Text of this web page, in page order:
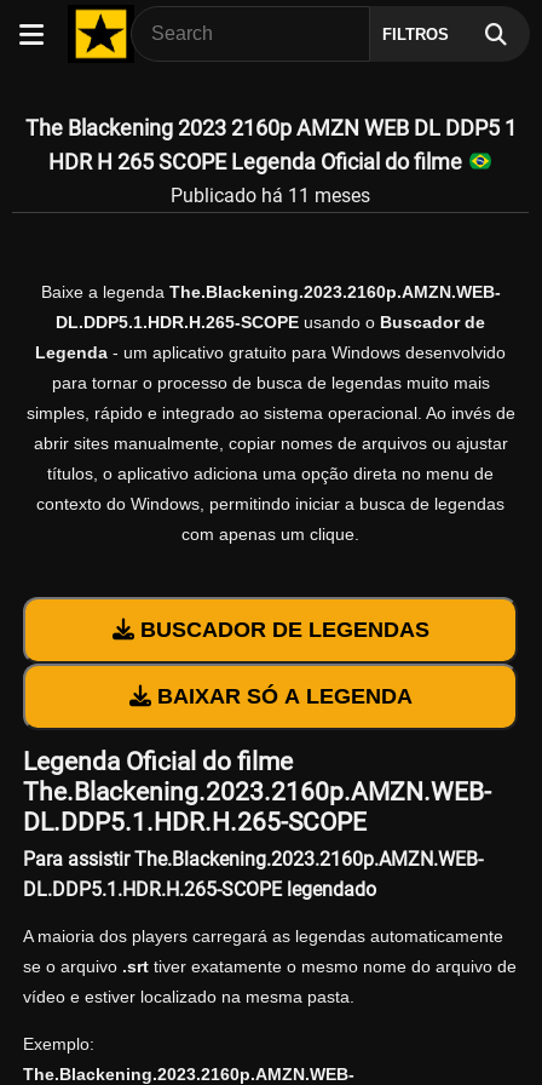
FILTROS
The Blackening 2023 2160p AMZN WEB DL DDP5 1
HDR H 265 SCOPE Legenda Oficial do filme
Publicado há 11 meses
Baixe a legenda The.Blackening.2023.2160p.AMZN.WEB-
DL.DDP5.1.HDR.H.265-SCOPE usando o Buscador de
Legenda - um aplicativo gratuito para Windows desenvolvido
para tornar o processo de busca de legendas muito mais
simples, rápido e integrado ao sistema operacional. Ao invés de
abrir sites manualmente, copiar nomes de arquivos ou ajustar
títulos, o aplicativo adiciona uma opção direta no menu de
contexto do Windows, permitindo iniciar a busca de legendas
com apenas um clique.
BUSCADOR DE LEGENDAS
BAIXAR SÓ A LEGENDA
Legenda Oficial do filme
The.Blackening.2023.2160p.AMZN.WEB-
DL.DDP5.1.HDR.H.265-SCOPE
Para assistir The.Blackening.2023.2160p.AMZN.WEB-
DL.DDP5.1.HDR.H.265-SCOPE legendado
A maioria dos players carregará as legendas automaticamente
se o arquivo .srttiver exatamente o mesmo nome do arquivo de
vídeo e estiver localizado na mesma pasta.
Exemplo:
The.Blackening.2023.2160p.AMZN.WEB-